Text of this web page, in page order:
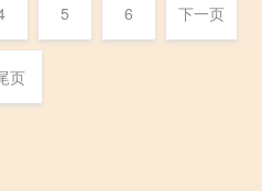
5 6 下一页
页